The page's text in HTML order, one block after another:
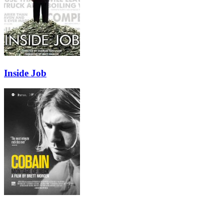
Inside Job